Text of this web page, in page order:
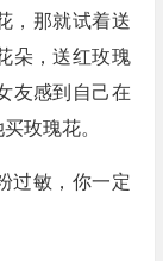
，那就试着送
朵，送红玫瑰
友感到自己在
玫瑰花。
过敏，你一定